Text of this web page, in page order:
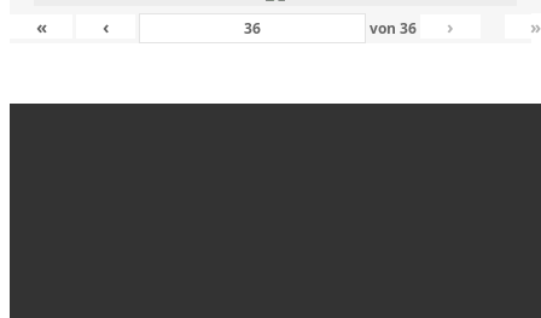
« ‹ von36 › »